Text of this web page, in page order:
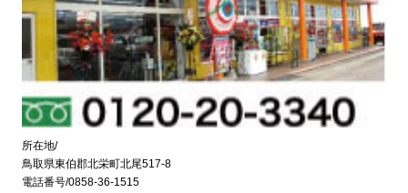
所在地/
鳥取県東伯郡北栄町北尾517-8
電話番号/0858-36-1515